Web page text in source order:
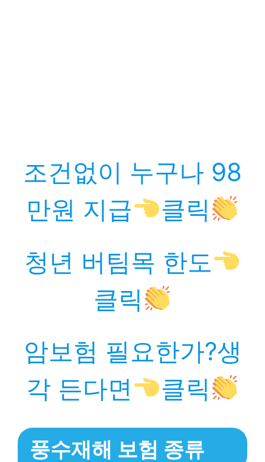
조건없이 누구나 98
만원 지급
클릭
청년 버팀목 한도
클릭
암보험 필요한가?생
각 든다면
클릭
풍수재해 보험 종류